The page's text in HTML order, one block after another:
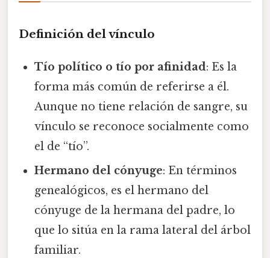
Definición del vínculo
Tío político o tío por afinidad: Es la
forma más común de referirse a él.
Aunque no tiene relación de sangre, su
vínculo se reconoce socialmente como
el de “tío”.
Hermano del cónyuge: En términos
genealógicos, es el hermano del
cónyuge de la hermana del padre, lo
que lo sitúa en la rama lateral del árbol
familiar.